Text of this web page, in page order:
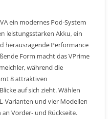
ein modernes Pod-System
leistungsstarken Akku, ein
herausragende Performance
Form macht das VPrime
während die
8 attraktiven
auf sich zieht. Wählen
Varianten und vier Modellen
Vorder- und Rückseite.